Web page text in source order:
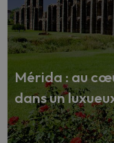
Mérida : au
dans un